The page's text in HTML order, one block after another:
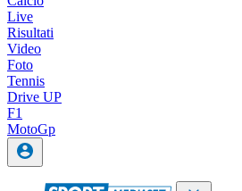
Live
Risultati
Video
Foto
Tennis
Drive UP
F1
MotoGp